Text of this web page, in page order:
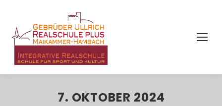
7. OKTOBER 2024